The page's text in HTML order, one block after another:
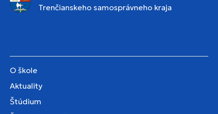
Trenčianskeho samosprávneho kraja
O škole
Aktuality
Štúdium